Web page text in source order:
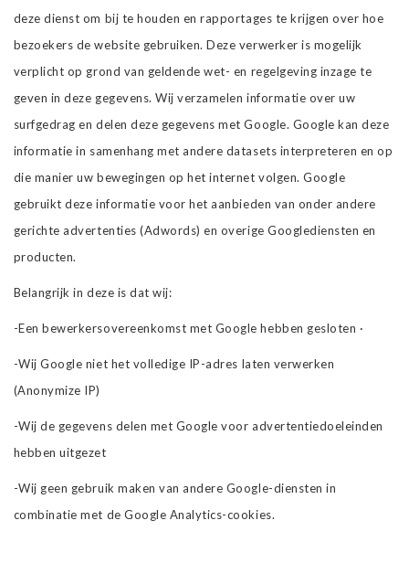
deze dienst om bij te houden en rapportages te krijgen over hoe
bezoekers de website gebruiken. Deze verwerker is mogelijk
verplicht op grond van geldende wet- en regelgeving inzage te
geven in deze gegevens. Wij verzamelen informatie over uw
surfgedrag en delen deze gegevens met Google. Google kan deze
informatie in samenhang met andere datasets interpreteren en op
die manier uw bewegingen op het internet volgen. Google
gebruikt deze informatie voor het aanbieden van onder andere
gerichte advertenties (Adwords) en overige Googlediensten en
producten.
Belangrijk in deze is dat wij:
-Een bewerkersovereenkomst met Google hebben gesloten ·
-Wij Google niet het volledige IP-adres laten verwerken
(Anonymize IP)
-Wij de gegevens delen met Google voor advertentiedoeleinden
hebben uitgezet
-Wij geen gebruik maken van andere Google-diensten in
combinatie met de Google Analytics-cookies.